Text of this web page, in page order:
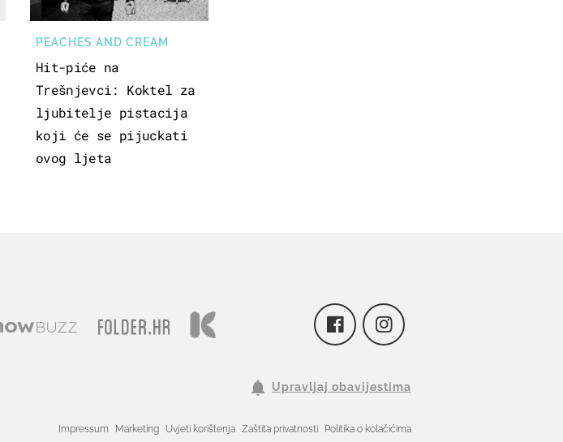
PEACHES AND CREAM
Hit-piće na
Trešnjevci: Koktel za
ljubitelje pistacija
koji će se pijuckati
ovog ljeta
Upravljaj obavijestima
Impressum Marketing Uvjeti korištenja Zaštita privatnosti Politika o kolačićima